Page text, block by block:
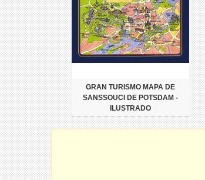
GRAN TURISMO MAPA DE
SANSSOUCI DE POTSDAM -
ILUSTRADO